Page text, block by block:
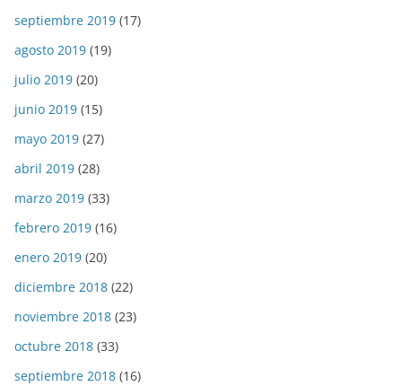
septiembre 2019 (17)
agosto 2019 (19)
julio 2019 (20)
junio 2019 (15)
mayo 2019 (27)
abril 2019 (28)
marzo 2019 (33)
febrero 2019 (16)
enero 2019 (20)
diciembre 2018 (22)
noviembre 2018 (23)
octubre 2018 (33)
septiembre 2018 (16)